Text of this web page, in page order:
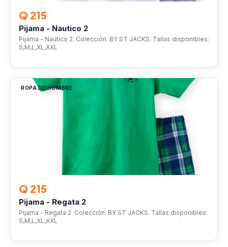
Q 215
Pijama - Nautico 2
Pijama - Nautico 2. Colección: BY ST JACKS. Tallas disponibles:
S,M,L,XL,XXL
ROPA DE HOMBRE
Q 215
Pijama - Regata 2
Pijama - Regata 2. Colección: BY ST JACKS. Tallas disponibles:
S,M,L,XL,XXL